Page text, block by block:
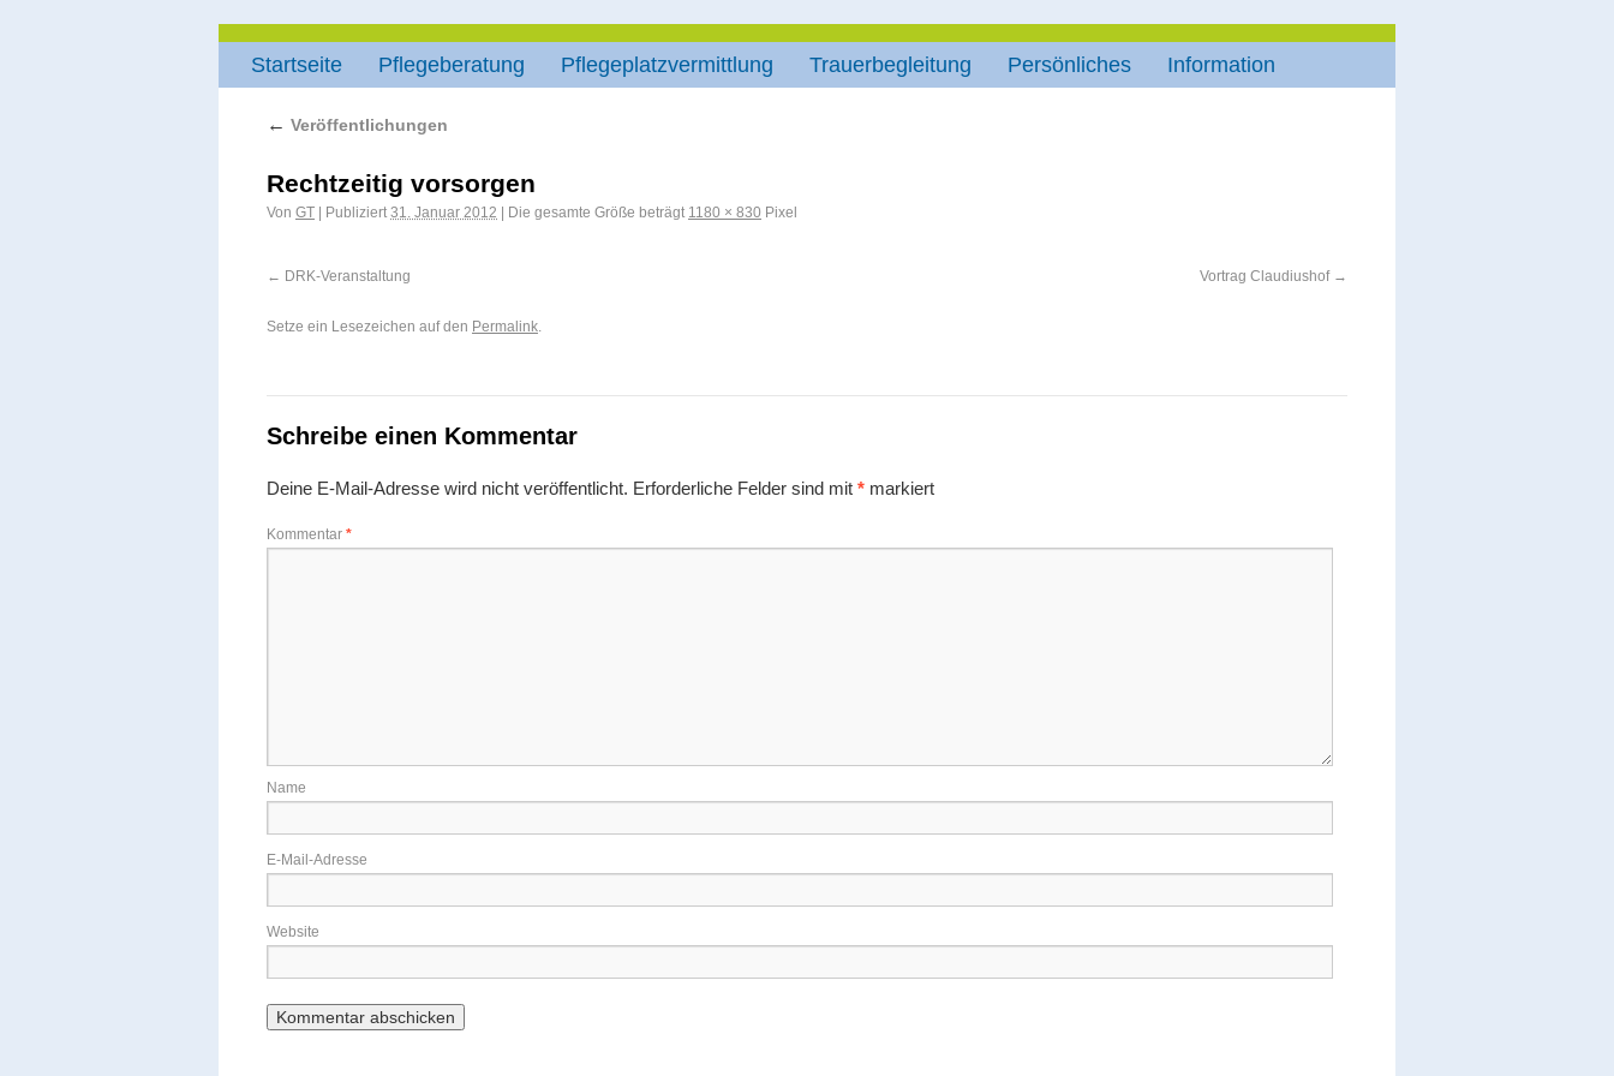
Startseite Pflegeberatung Pflegeplatzvermittlung Trauerbegleitung Persönliches Information
← Veröffentlichungen
Rechtzeitig vorsorgen
Von GT Publiziert 31. Januar 2012 Die gesamte Größe beträgt 1180 × 830 Pixel
DRK-Veranstaltung Vortrag Claudiushof
Setze ein Lesezeichen auf den Permalink.
Schreibe einen Kommentar
Deine E-Mail-Adresse wird nicht veröffentlicht. Erforderliche Felder sind mit * markiert
Kommentar *
Name
E-Mail-Adresse
Website